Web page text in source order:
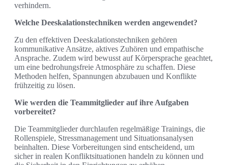
verhindern.
Welche Deeskalationstechniken werden angewendet?
Zu den effektiven Deeskalationstechniken gehören
kommunikative Ansätze, aktives Zuhören und empathische
Ansprache. Zudem wird bewusst auf Körpersprache geachtet,
um eine bedrohungsfreie Atmosphäre zu schaffen. Diese
Methoden helfen, Spannungen abzubauen und Konflikte
frühzeitig zu lösen.
Wie werden die Teammitglieder auf ihre Aufgaben
vorbereitet?
Die Teammitglieder durchlaufen regelmäßige Trainings, die
Rollenspiele, Stressmanagement und Situationsanalysen
beinhalten. Diese Vorbereitungen sind entscheidend, um
sicher in realen Konfliktsituationen handeln zu können und